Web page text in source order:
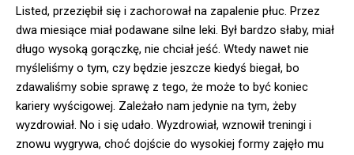
Listed, przeziębił się i zachorował na zapalenie płuc. Przez
dwa miesiące miał podawane silne leki. Był bardzo słaby, miał
długo wysoką gorączkę, nie chciał jeść. Wtedy nawet nie
myśleliśmy o tym, czy będzie jeszcze kiedyś biegał, bo
zdawaliśmy sobie sprawę z tego, że może to być koniec
kariery wyścigowej. Zależało nam jedynie na tym, żeby
wyzdrowiał. No i się udało. Wyzdrowiał, wznowił treningi i
znowu wygrywa, choć dojście do wysokiej formy zajęło mu